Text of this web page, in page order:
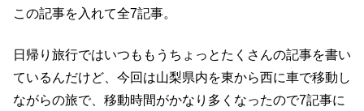
この記事を入れて全7記事。
日帰り旅行ではいつももうちょっとたくさんの記事を書い
ているんだけど、今回は山梨県内を東から西に車で移動し
ながらの旅で、移動時間がかなり多くなったので7記事に